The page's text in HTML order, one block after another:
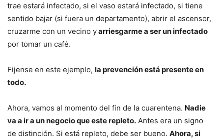
trae estará infectado, si el vaso estará infectado, si tiene
sentido bajar (si fuera un departamento), abrir el ascensor,
cruzarme con un vecino yarriesgarme a ser un infectado
por tomar un café.
Fijense en este ejemplo, la prevención está presente en
todo.
Ahora, vamos al momento del fin de la cuarentena. Nadie
va a ir a un negocio que este repleto. Antes era un signo
de distinción. Si está repleto, debe ser bueno. Ahora, si